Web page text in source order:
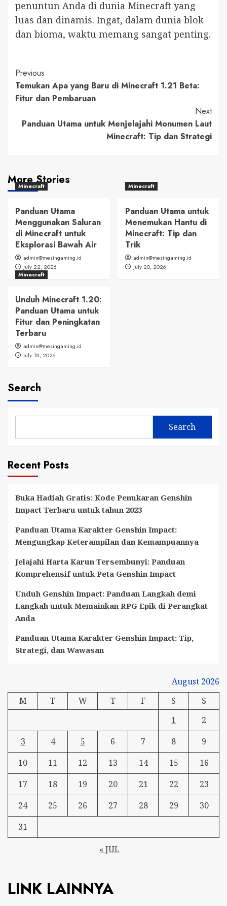
penuntun Anda di dunia Minecraft yang
luas dan dinamis. Ingat, dalam dunia blok
dan bioma, waktu memang sangat penting.
Post
Navigation
Previous
Temukan Apa yang Baru di Minecraft 1.21 Beta:
Fitur dan Pembaruan
Next
Panduan Utama untuk Menjelajahi Monumen Laut
Minecraft: Tip dan Strategi
More Stories
Minecraft
Panduan Utama
Menggunakan Saluran
di Minecraft untuk
Eksplorasi Bawah Air
admin@mesingaming.id
July 22, 2026
Minecraft
Panduan Utama untuk
Menemukan Hantu di
Minecraft: Tip dan
Trik
admin@mesingaming.id
July 20, 2026
Minecraft
Unduh Minecraft 1.20:
Panduan Utama untuk
Fitur dan Peningkatan
Terbaru
admin@mesingaming.id
July 18, 2026
Search
Search
Recent Posts
Buka Hadiah Gratis: Kode Penukaran Genshin
Impact Terbaru untuk tahun 2023
Panduan Utama Karakter Genshin Impact:
Mengungkap Keterampilan dan Kemampuannya
Jelajahi Harta Karun Tersembunyi: Panduan
Komprehensif untuk Peta Genshin Impact
Unduh Genshin Impact: Panduan Langkah demi
Langkah untuk Memainkan RPG Epik di Perangkat
Anda
Panduan Utama Karakter Genshin Impact: Tip,
Strategi, dan Wawasan
August 2026
M
T W T F S
S
1
2
3
4 5 6 7 8
9
10
11 12 13 14 15
16
17
18 19 20 21 22
23
24
25 26 27 28 29
30
31
« JUL
LINK LAINNYA